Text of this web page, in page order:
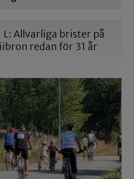
L: Allvarliga brister på
redan för 31 år